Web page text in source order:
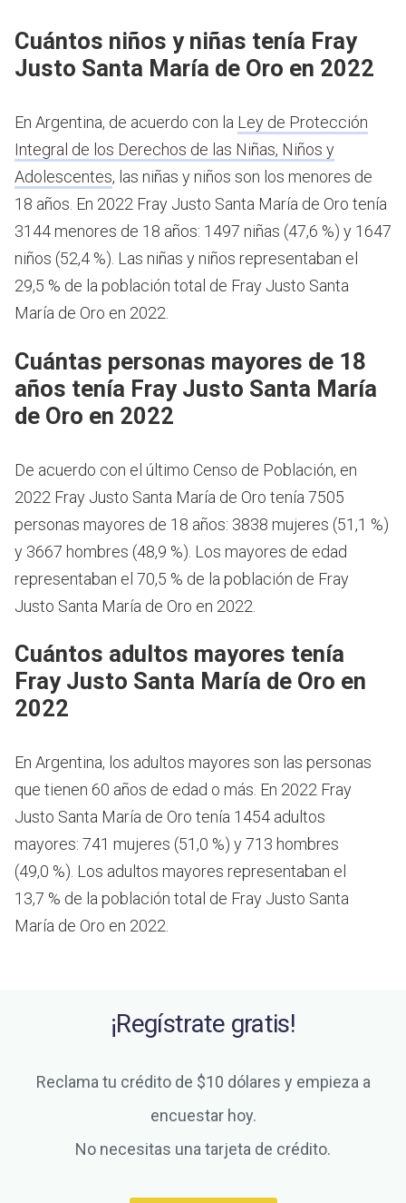
Cuántos niños y niñas tenía Fray
Justo Santa María de Oro en 2022
En Argentina, de acuerdo con la Ley de Protección
Integral de los Derechos de las Niñas, Niños y
Adolescentes, las niñas y niños son los menores de
18 años. En 2022 Fray Justo Santa María de Oro tenía
3144 menores de 18 años: 1497 niñas (47,6 %) y 1647
niños (52,4 %). Las niñas y niños representaban el
29,5 % de la población total de Fray Justo Santa
María de Oro en 2022.
Cuántas personas mayores de 18
años tenía Fray Justo Santa María
de Oro en 2022
De acuerdo con el último Censo de Población, en
2022 Fray Justo Santa María de Oro tenía 7505
personas mayores de 18 años: 3838 mujeres (51,1 %)
y 3667 hombres (48,9 %). Los mayores de edad
representaban el 70,5 % de la población de Fray
Justo Santa María de Oro en 2022.
Cuántos adultos mayores tenía
Fray Justo Santa María de Oro en
2022
En Argentina, los adultos mayores son las personas
que tienen 60 años de edad o más. En 2022 Fray
Justo Santa María de Oro tenía 1454 adultos
mayores: 741 mujeres (51,0 %) y 713 hombres
(49,0 %). Los adultos mayores representaban el
13,7 % de la población total de Fray Justo Santa
María de Oro en 2022.
¡Regístrate gratis!
Reclama tu crédito de $10 dólares y empieza a
encuestar hoy.
No necesitas una tarjeta de crédito.